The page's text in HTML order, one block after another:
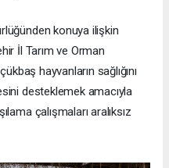
konuya ilişkin
İl Tarım ve Orman
hayvanların sağlığını
desteklemek amacıyla
çalışmaları aralıksız